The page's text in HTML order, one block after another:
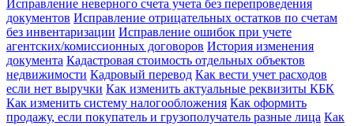
Исправление неверного счета учета без перепроведения
документов Исправление отрицательных остатков по счетам
без инвентаризации Исправление ошибок при учете
агентских/комиссионных договоров История изменения
документа Кадастровая стоимость отдельных объектов
недвижимости Кадровый перевод Как вести учет расходов
если нет выручки Как изменить актуальные реквизиты КБК
Как изменить систему налогообложения Как оформить
продажу, если покупатель и грузополучатель разные лица Как